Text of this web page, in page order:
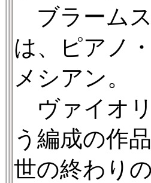
ブラームス
は、ピアノ
メシアン。
ヴァイオ
う編成の作
世の終わり